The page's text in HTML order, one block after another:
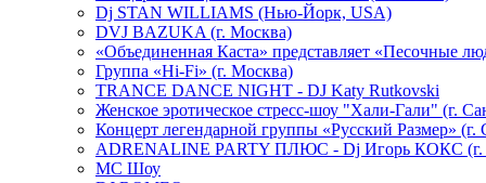
Dj STAN WILLIAMS (Нью-Йорк, USA)
DVJ BAZUKA (г. Москва)
«Объединенная Каста» представляет «Песочные
Группа «Hi-Fi» (г. Москва)
TRANCE DANCE NIGHT - DJ Katy Rutkovski
Женское эротическое стресс-шоу "Хали-Гали" (г.
Концерт легендарной группы «Русский Размер» (г.
ADRENALINE PARTY ПЛЮС - Dj Игорь КОКС (г.
MC Шоу